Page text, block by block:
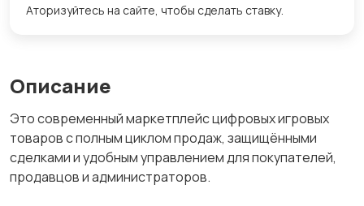
Описание
Это современный маркетплейс цифровых игровых
товаров с полным циклом продаж, защищёнными
сделками и удобным управлением для покупателей,
продавцов и администраторов.
Аторизуйтесь на сайте, чтобы сделать ставку.